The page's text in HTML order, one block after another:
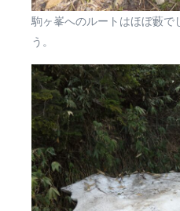
駒ヶ峯へのルートはほぼ藪で
う。